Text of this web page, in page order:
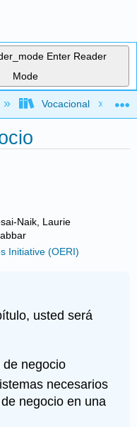
Enter Reader
Mode
global
Vocacional
Naik, Laurie
Initiative (OERI)
usted será
de negocio
necesarios
negocio en una